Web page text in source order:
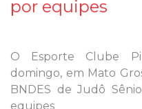
por equipes
O Esporte Clube
domingo, em Mato
BNDES de Judô
equipes